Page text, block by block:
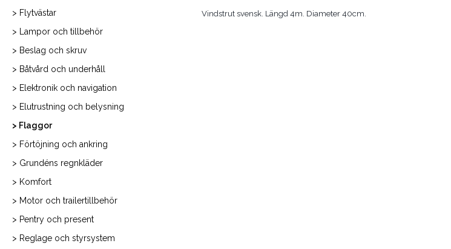
> Flytvästar
> Lampor och tillbehör
> Beslag och skruv
> Båtvård och underhåll
> Elektronik och navigation
> Elutrustning och belysning
> Flaggor
> Förtöjning och ankring
> Grundéns regnkläder
> Komfort
> Motor och trailertillbehör
> Pentry och present
> Reglage och styrsystem
Vindstrut svensk. Längd 4m. Diameter 40cm.